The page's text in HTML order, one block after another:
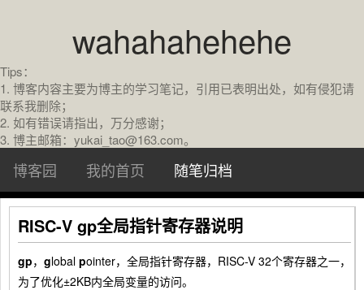
wahahahehehe
Tips：
1. 博客内容主要为博主的学习笔记，引用已表明出处，如有侵犯请
联系我删除；
2. 如有错误请指出，万分感谢；
3. 博主邮箱：yukai_tao@163.com。
博客园 我的首页 随笔归档
RISC-V gp全局指针寄存器说明
gp， global pointer，全局指针寄存器，RISC-V 32个寄存器之一，
为了优化±2KB内全局变量的访问。